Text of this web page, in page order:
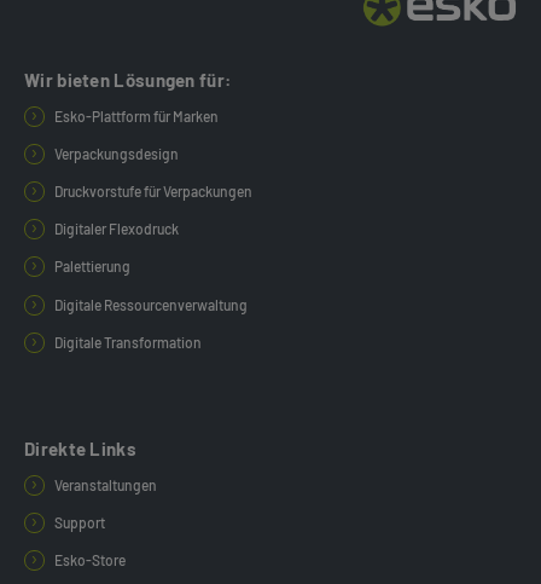
Wir bieten Lösungen für:
Esko-Plattform für Marken
Verpackungsdesign
Druckvorstufe für Verpackungen
Digitaler Flexodruck
Palettierung
Digitale Ressourcenverwaltung
Digitale Transformation
Direkte Links
Veranstaltungen
Support
Esko-Store